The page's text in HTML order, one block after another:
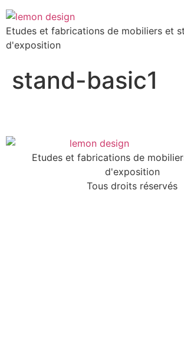
Etudes et fabrications de mobiliers et
d'exposition
stand-basic1
Etudes et fabrications de
d'exposition
Tous droits réservés